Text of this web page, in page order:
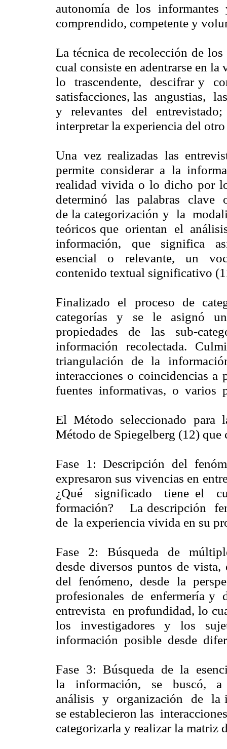
autonomía de los
comprendido, competente y
La técnica de recolección de
cual consiste en adentrarse en
lo trascendente, descifrar y
satisfacciones, las angustias,
y relevantes del
interpretar la experiencia del
Una vez realizadas las
permite considerar a la
realidad vivida o lo dicho por
determinó las palabras clave o
de la categorización y la
teóricos que orientan el
información, que significa
esencial o relevante, un
contenido textual significativo
Finalizado el proceso de
categorías y se le asignó
propiedades de las sub-
información recolectada.
triangulación de la
interacciones o coincidencias a
fuentes informativas, o varios
El Método seleccionado para
Método de Spiegelberg (12) que
Fase 1: Descripción del
expresaron sus vivencias en
¿Qué significado tiene el
formación? La descripción
de la experiencia vivida en su
Fase 2: Búsqueda de
desde diversos puntos de
del fenómeno, desde la
profesionales de enfermería
entrevista en profundidad, lo
los investigadores y los
información posible desde
Fase 3: Búsqueda de la
la información, se buscó,
análisis y organización de la
se establecieron las
categorizarla y realizar la matriz